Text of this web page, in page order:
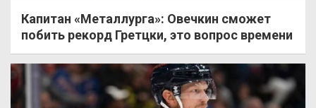
Капитан «Металлурга»: Овечкин сможет
побить рекорд Гретцки, это вопрос времени